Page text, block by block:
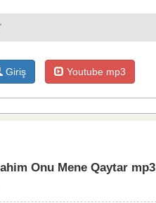
Giriş Youtube mp3
Onu Mene Qaytar mp3